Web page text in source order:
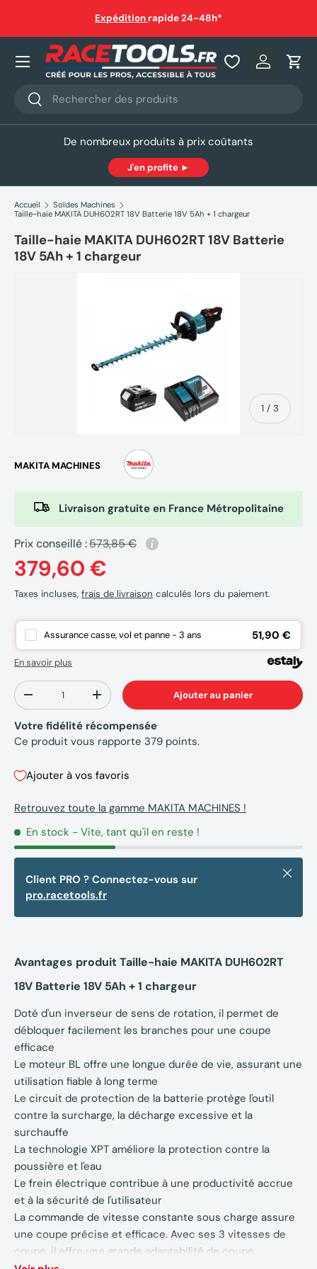
Aller au contenu
Expédition rapide 24-48h*
Recherche
Rechercher
Se
Nos produits
De nombreux produits à prix coûtants
J'en profite ►
Accueil
Soldes Machines
Taille-haie MAKITA DUH602RT 18V Batterie 18V 5Ah + 1 chargeur
Taille-haie MAKITA DUH602RT 18V Batterie
18V 5Ah + 1 chargeur
1 / de
3
MAKITA MACHINES
Livraison gratuite en France Métropolitaine
Prix conseillé :573,85 €
379,60 €
Taxes incluses, frais de livraison calculés lors du paiement.
Assurance casse, vol et panne - 3 ans 51,90 €
En savoir plus
Qté
-
+ Ajouter au panier
Votre fidélité récompensée
Ce produit vous rapporte 379 points.
Ajouter à vos favoris
Retrouvez toute la gamme MAKITA MACHINES !
En stock - Vite, tant qu'il en reste !
Client PRO ? Connectez-vous sur
pro.racetools.fr
Fermer
Avantages produit Taille-haie MAKITA DUH602RT
18V Batterie 18V 5Ah + 1 chargeur
Doté d'un inverseur de sens de rotation, il permet de
débloquer facilement les branches pour une coupe
efficace
Le moteur BL offre une longue durée de vie, assurant une
utilisation fiable à long terme
Le circuit de protection de la batterie protège l'outil
contre la surcharge, la décharge excessive et la
surchauffe
La technologie XPT améliore la protection contre la
poussière et l'eau
Le frein électrique contribue à une productivité accrue
et à la sécurité de l'utilisateur
La commande de vitesse constante sous charge assure
une coupe précise et efficace. Avec ses 3 vitesses de
coupe, il offre une grande adaptabilité de coupe